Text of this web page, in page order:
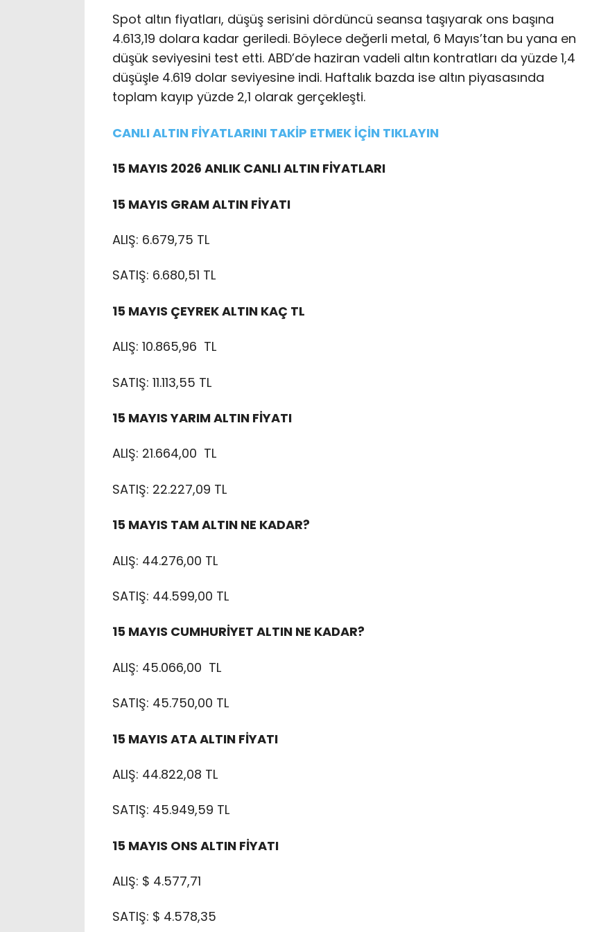
Spot altın fiyatları, düşüş serisini dördüncü seansa taşıyarak ons başına
4.613,19 dolara kadar geriledi. Böylece değerli metal, 6 Mayıs’tan bu yana en
düşük seviyesini test etti. ABD’de haziran vadeli altın kontratları da yüzde 1,4
düşüşle 4.619 dolar seviyesine indi. Haftalık bazda ise altın piyasasında
toplam kayıp yüzde 2,1 olarak gerçekleşti.
CANLI ALTIN FİYATLARINI TAKİP ETMEK İÇİN TIKLAYIN
15 MAYIS 2026 ANLIK CANLI ALTIN FİYATLARI
15 MAYIS GRAM ALTIN FİYATI
ALIŞ: 6.679,75 TL
SATIŞ: 6.680,51 TL
15 MAYIS ÇEYREK ALTIN KAÇ TL
ALIŞ: 10.865,96 TL
SATIŞ: 11.113,55 TL
15 MAYIS YARIM ALTIN FİYATI
ALIŞ: 21.664,00 TL
SATIŞ: 22.227,09 TL
15 MAYIS TAM ALTIN NE KADAR?
ALIŞ: 44.276,00 TL
SATIŞ: 44.599,00 TL
15 MAYIS CUMHURİYET ALTIN NE KADAR?
ALIŞ: 45.066,00 TL
SATIŞ: 45.750,00 TL
15 MAYIS ATA ALTIN FİYATI
ALIŞ: 44.822,08 TL
SATIŞ: 45.949,59 TL
15 MAYIS ONS ALTIN FİYATI
ALIŞ: $ 4.577,71
SATIŞ: $ 4.578,35